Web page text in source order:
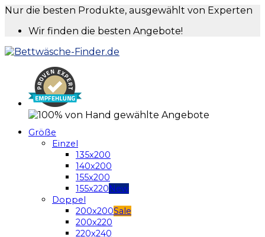
Nur die besten Produkte, ausgewählt von Experten
Wir finden die besten Angebote!
Größe
Einzel
135x200
140x200
155x200
155x220
Doppel
200x200
200x220
220x240